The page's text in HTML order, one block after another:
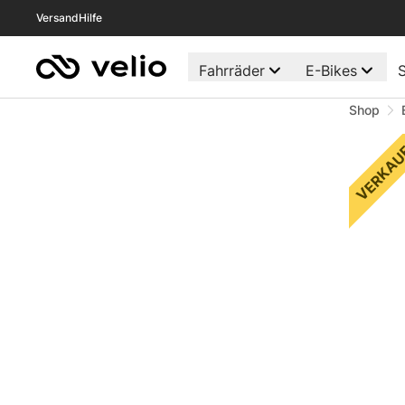
VersandHilfe
Fahrräder E-Bikes
Shop